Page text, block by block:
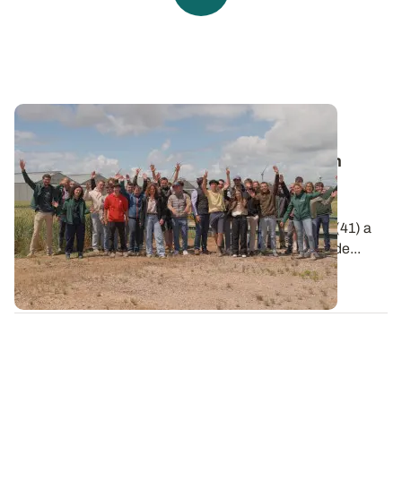
Vie de l’Institut
🎬 Clap de Champs 2026 : une belle édition
placée sous le signe de l'innovation !
Le 2 juin dernier, la station de recherche et
d'expérimentation ARVALIS d'Ouzouer-le-Marché (41) a
accueilli la remise des prix de la 6e édition de Clap de...
09 JUIN 2026